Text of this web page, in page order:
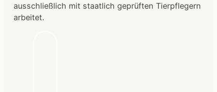
ausschließlich mit staatlich geprüften Tierpflegern
arbeitet.